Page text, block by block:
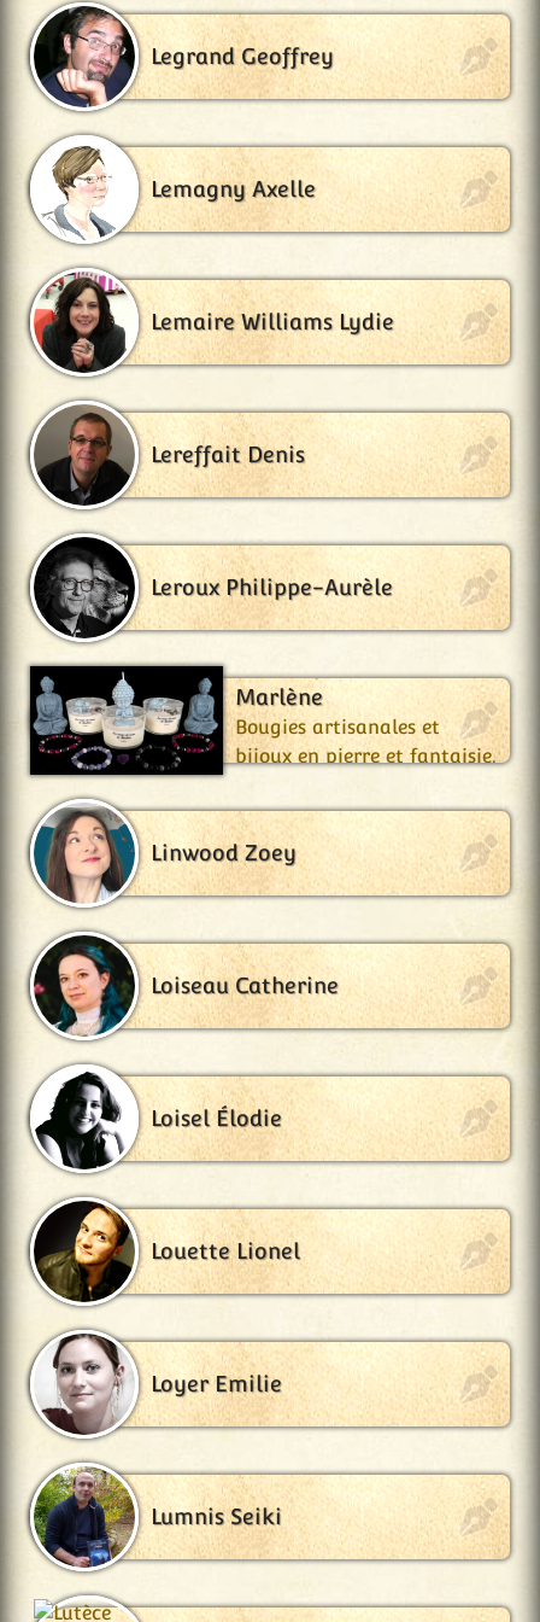
Legrand Geoffrey
Lemagny Axelle
Lemaire Williams Lydie
Lereffait Denis
Leroux Philippe-Aurèle
Marlène
Bougies artisanales et
bijoux en pierre et fantaisie.
Linwood Zoey
Loiseau Catherine
Loisel Élodie
Louette Lionel
Loyer Emilie
Lumnis Seiki